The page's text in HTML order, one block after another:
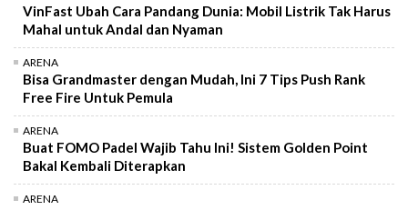
VinFast Ubah Cara Pandang Dunia: Mobil Listrik Tak Harus
Mahal untuk Andal dan Nyaman
ARENA
Bisa Grandmaster dengan Mudah, Ini 7 Tips Push Rank
Free Fire Untuk Pemula
ARENA
Buat FOMO Padel Wajib Tahu Ini! Sistem Golden Point
Bakal Kembali Diterapkan
ARENA